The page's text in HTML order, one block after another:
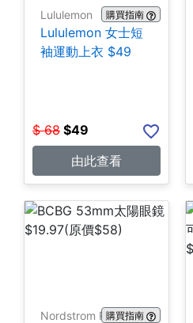
Lululemon 購買指南
Lululemon 女士短
袖運動上衣 $49
$ 68 $49
由此查看
Nordstrom Rack購買指南